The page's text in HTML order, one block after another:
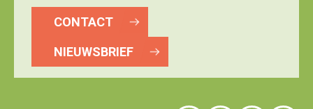
CONTACT
NIEUWSBRIEF